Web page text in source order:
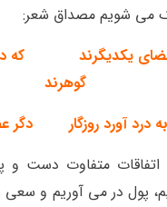
می شویم مصداق شعر:
یکدیگرند که
گوهرند
درد آورد روزگار دگر
اتفاقات متفاوت دست و
پول در می آوریم و سعی